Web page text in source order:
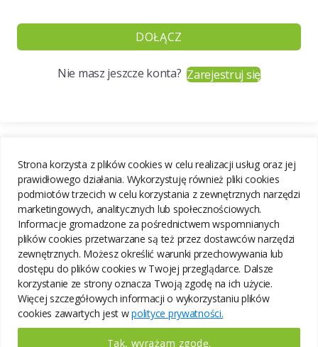
Strona korzysta z plików cookies w celu realizacji usług oraz jej
prawidłowego działania. Wykorzystuję również pliki cookies
podmiotów trzecich w celu korzystania z zewnętrznych narzędzi
marketingowych, analitycznych lub społecznościowych.
Informacje gromadzone za pośrednictwem wspomnianych
plików cookies przetwarzane są też przez dostawców narzędzi
zewnętrznych. Możesz określić warunki przechowywania lub
dostępu do plików cookies w Twojej przeglądarce. Dalsze
korzystanie ze strony oznacza Twoją zgodę na ich użycie.
Więcej szczegółowych informacji o wykorzystaniu plików
cookies zawartych jest wpolityce prywatności.
Tak, wyrażam zgodę.
DOŁĄCZ
Nie masz jeszcze konta?Zarejestruj się